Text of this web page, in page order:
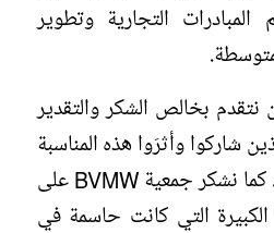
التجارية وتطوير
بخالص الشكر والتقدير
شاركوا وأثرَوا هذه المناسبة
بحضورهم ومساهماتهم. كما نشكر جمعية BVMW على
التي كانت حاسمة في